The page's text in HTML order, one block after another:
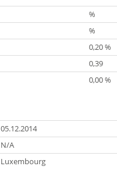
%
%
0,20 %
0,39
0,00 %
05.12.2014
N/A
Luxembourg